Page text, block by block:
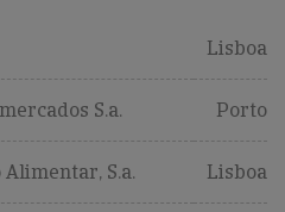
Lisboa
S.a. Porto
S.a. Lisboa